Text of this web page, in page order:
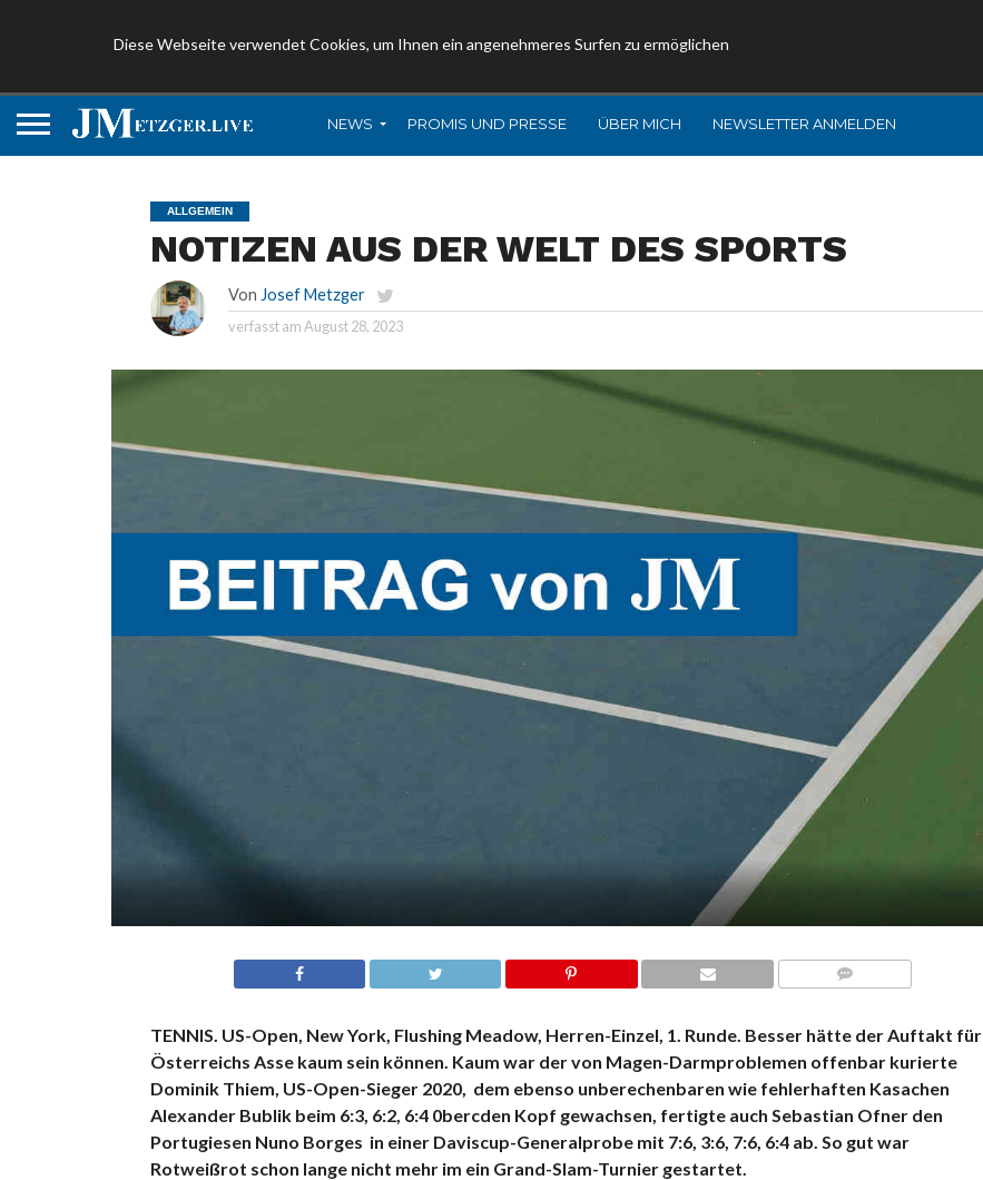
Diese Webseite verwendet Cookies, um Ihnen ein angenehmeres Surfen zu ermöglichen
NEWS PROMIS UND PRESSE ÜBER MICH NEWSLETTER ANMELDEN
ALLGEMEIN
NOTIZEN AUS DER WELT DES SPORTS
Von Josef Metzger
verfasst amAugust 28, 2023
TENNIS. US-Open, New York, Flushing Meadow, Herren-Einzel, 1. Runde. Besser hätte der Auftakt für
Österreichs Asse kaum sein können. Kaum war der von Magen-Darmproblemen offenbar kurierte
Dominik Thiem, US-Open-Sieger 2020, dem ebenso unberechenbaren wie fehlerhaften Kasachen
Alexander Bublik beim 6:3, 6:2, 6:4 0bercden Kopf gewachsen, fertigte auch Sebastian Ofner den
Portugiesen Nuno Borges in einer Daviscup-Generalprobe mit 7:6, 3:6, 7:6, 6:4 ab. So gut war
Rotweißrot schon lange nicht mehr im ein Grand-Slam-Turnier gestartet.